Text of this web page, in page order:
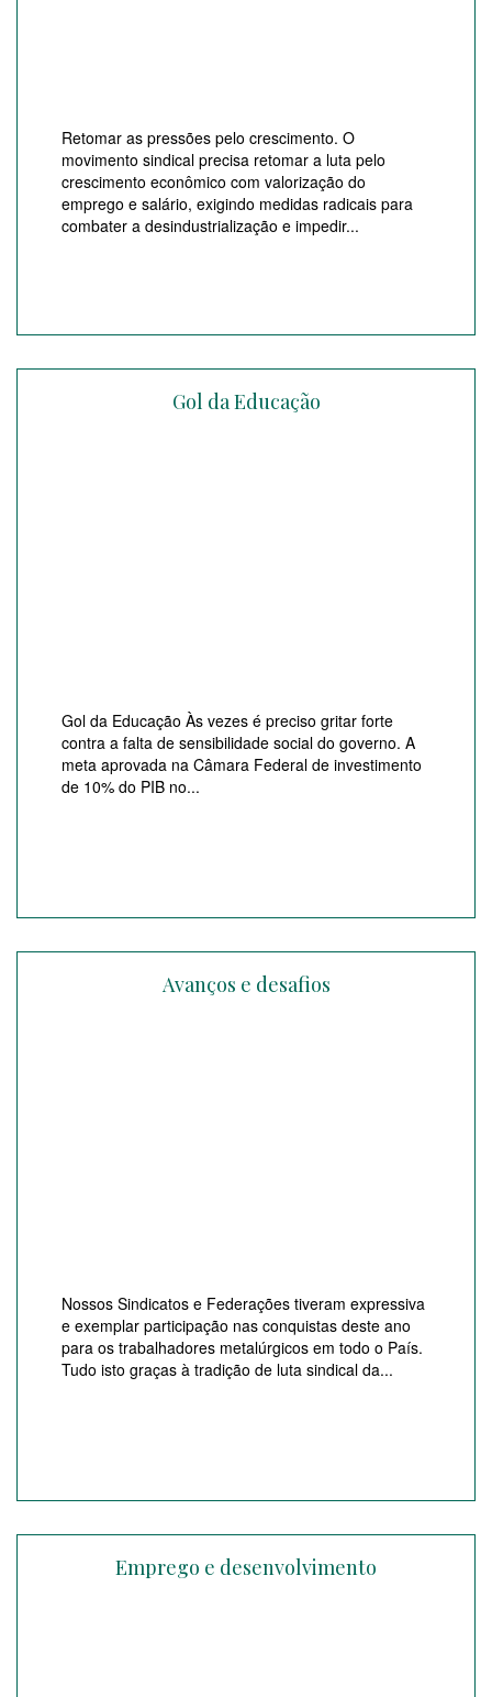
Retomar as pressões pelo crescimento. O
movimento sindical precisa retomar a luta pelo
crescimento econômico com valorização do
emprego e salário, exigindo medidas radicais para
combater a desindustrialização e impedir...
Gol da Educação
Gol da Educação Às vezes é preciso gritar forte
contra a falta de sensibilidade social do governo. A
meta aprovada na Câmara Federal de investimento
de 10% do PIB no...
Avanços e desafios
Nossos Sindicatos e Federações tiveram expressiva
e exemplar participação nas conquistas deste ano
para os trabalhadores metalúrgicos em todo o País.
Tudo isto graças à tradição de luta sindical da...
Emprego e desenvolvimento